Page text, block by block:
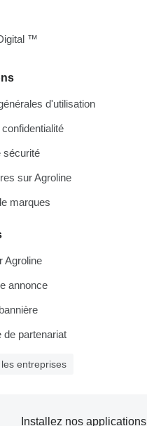
d'utilisation
sécurité
sur Agroline
marques
Agroline
annonce
de partenariat
entreprises
™
Installez nos applications